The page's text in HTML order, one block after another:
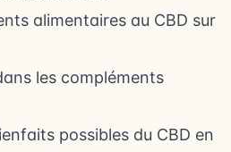
alimentaires au CBD sur
les compléments
possibles du CBD en